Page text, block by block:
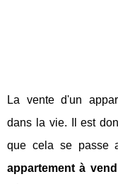
La vente d'un
dans la vie. Il est
que cela se passe
appartement à